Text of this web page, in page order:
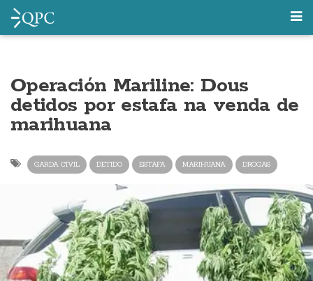
Operación Mariline: Dous
detidos por estafa na venda de
marihuana
GARDA CIVIL DETIDO ESTAFA MARIHUANA DROGAS